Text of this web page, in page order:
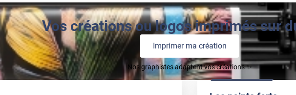
Vos créations ou logos imprimés sur
Imprimer ma création
Nos graphistes adaptent vos créations ✨